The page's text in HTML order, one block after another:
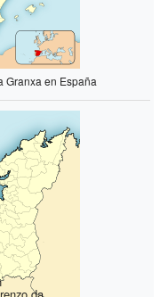
Granxa en España